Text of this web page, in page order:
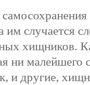
им случается
хищников.
ни малейшего
и другие,